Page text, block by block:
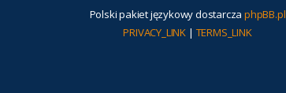
Polski pakiet językowy dostarcza phpBB.pl
PRIVACY_LINK | TERMS_LINK